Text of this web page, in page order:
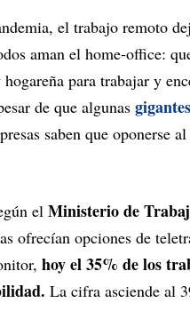
el trabajo remoto
aman el home-office:
para trabajar y
de que algunas
saben que oponerse
el Ministerio de
ofrecían opciones de
hoy el 35% de los
La cifra asciende al